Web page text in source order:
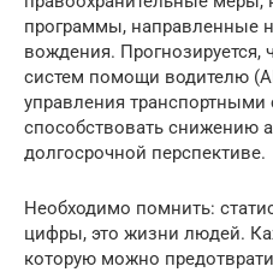
программы, направленные
вождения. Прогнозируется,
систем помощи водителю
управления транспортными
способствовать снижению
долгосрочной перспективе.
Необходимо помнить:
цифры, это жизни людей.
которую можно